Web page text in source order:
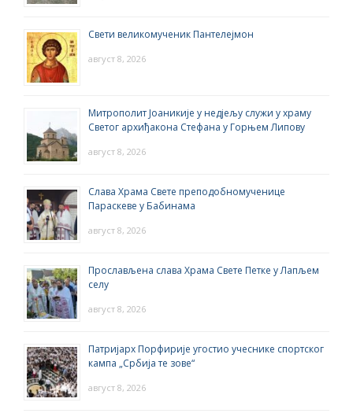
Свети великомученик Пантелејмон
август 8, 2026
Митрополит Јоаникије у недјељу служи у храму
Светог архиђакона Стефана у Горњем Липову
август 8, 2026
Слава Храма Свете преподобномученице
Параскеве у Бабинама
август 8, 2026
Прослављена слава Храма Свете Петке у Лапљем
селу
август 8, 2026
Патријарх Порфирије угостио учеснике спортског
кампа „Србија те зове“
август 8, 2026